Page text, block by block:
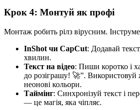
Крок 4: Монтуй як профі
Монтаж робить рілз вірусним.
InShot чи CapCut: Додавай
хвилин.
Текст на відео: Пиши коротко і
до розіграшу! 🚀”.
неонові кольори.
Таймінг: Синхронізуй текст і
— це магія, яка чіпляє.